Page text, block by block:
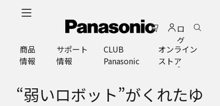
ロ
グ
イ
ン
商品
情報
サポート
情報
CLUB
Panasonic
オンライン
ストア
“弱いロボット”がくれたゆ